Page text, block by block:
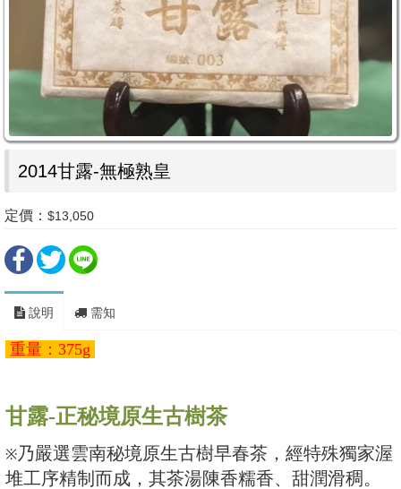
2014甘露-無極熟皇
定價： $13,050
說明 需知
重量：375g
甘露-正秘境原生古樹茶
※乃嚴選雲南秘境原生古樹早春茶，經特殊獨家渥
堆工序精制而成，其茶湯陳香糯香、甜潤滑稠。